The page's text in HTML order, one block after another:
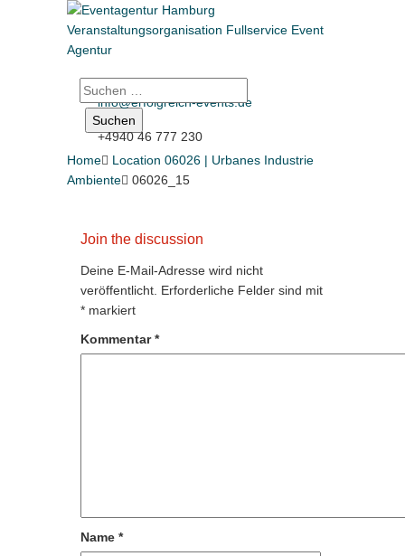
Suche
nach:
info@erfolgreich-events.de
+4940 46 777 230
Home Location 06026 | Urbanes Industrie
Ambiente 06026_15
Join the discussion
Deine E-Mail-Adresse wird nicht
veröffentlicht. Erforderliche Felder sind mit
* markiert
Kommentar*
Name *